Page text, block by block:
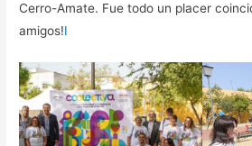
Cerro-Amate. Fue todo un placer
amigos!I